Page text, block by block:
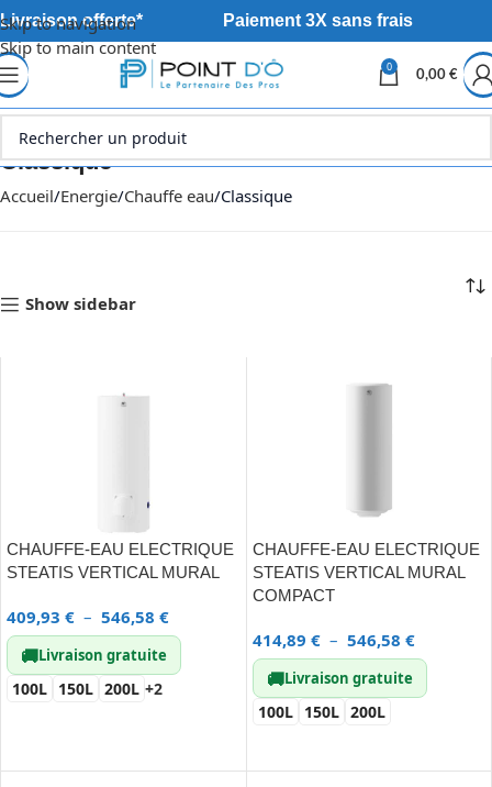
Skip to navigation
Skip to main content
Livraison offerte* Paiement 3X sans frais
0
0,00 €
Classique
Accueil Energie Chauffe eau Classique
Show sidebar
CHAUFFE-EAU ELECTRIQUE
STEATIS VERTICAL MURAL
409,93 € – 546,58 €
🚚Livraison gratuite
100L 150L 200L +2
CHAUFFE-EAU ELECTRIQUE
STEATIS VERTICAL MURAL
COMPACT
414,89 € – 546,58 €
🚚Livraison gratuite
100L 150L 200L